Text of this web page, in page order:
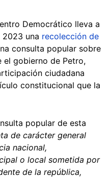
Democrático lleva a
2023 una recolección de
consulta popular sobre
el gobierno de Petro,
ciudadana
constitucional que la
popular de esta
de carácter general
nacional,
o local sometida por
de la república,